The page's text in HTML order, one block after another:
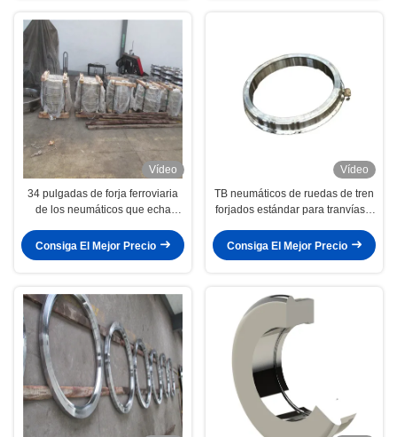
Vídeo
34 pulgadas de forja ferroviaria
de los neumáticos que echa
Consiga El Mejor Precio
Vídeo
TB neumáticos de ruedas de tren
forjados estándar para tranvías y
Consiga El Mejor Precio